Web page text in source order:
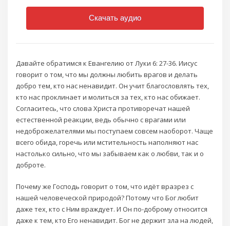
Скачать аудио
Давайте обратимся к Евангелию от Луки 6: 27-36. Иисус
говорит о том, что мы должны любить врагов и делать
добро тем, кто нас ненавидит. Он учит благословлять тех,
кто нас проклинает и молиться за тех, кто нас обижает.
Согласитесь, что слова Христа противоречат нашей
естественной реакции, ведь обычно с врагами или
недоброжелателями мы поступаем совсем наоборот. Чаще
всего обида, горечь или мстительность наполняют нас
настолько сильно, что мы забываем как о любви, так и о
доброте.
Почему же Господь говорит о том, что идёт вразрез с
нашей человеческой природой? Потому что Бог любит
даже тех, кто с Ним враждует. И Он по-доброму относится
даже к тем, кто Его ненавидит. Бог не держит зла на людей,